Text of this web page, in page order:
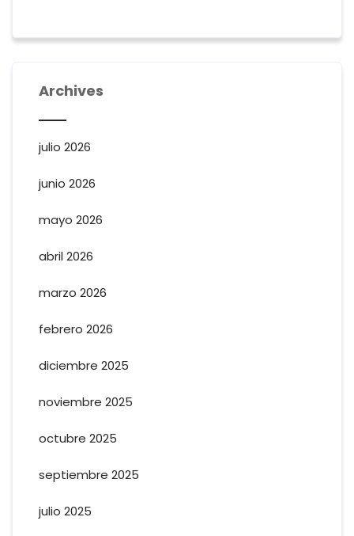
Archives
julio 2026
junio 2026
mayo 2026
abril 2026
marzo 2026
febrero 2026
diciembre 2025
noviembre 2025
octubre 2025
septiembre 2025
julio 2025